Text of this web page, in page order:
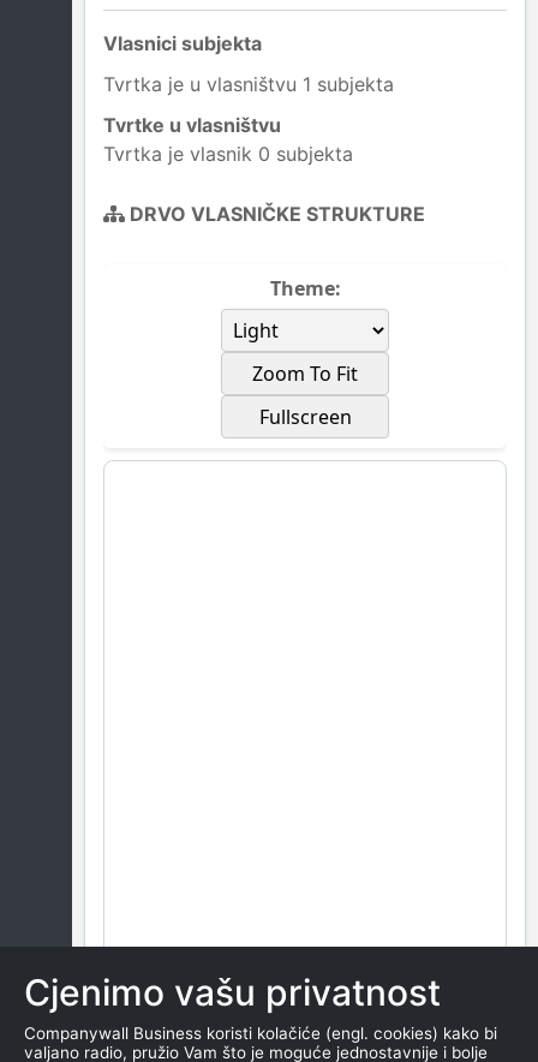
Vlasnici subjekta
Tvrtka je u vlasništvu 1 subjekta
Tvrtke u vlasništvu
Tvrtka je vlasnik 0 subjekta
DRVO VLASNIČKE STRUKTURE
Theme:
Zoom To Fit
Fullscreen
Cjenimo vašu privatnost
Companywall Business koristi kolačiće (engl. cookies) kako bi
valjano radio, pružio Vam što je moguće jednostavnije i bolje